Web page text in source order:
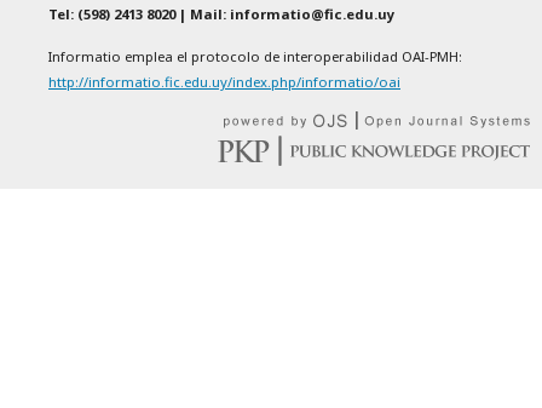
Tel: (598) 2413 8020 | Mail: informatio@fic.edu.uy
Informatio emplea el protocolo de interoperabilidad OAI-PMH:
http://informatio.fic.edu.uy/index.php/informatio/oai